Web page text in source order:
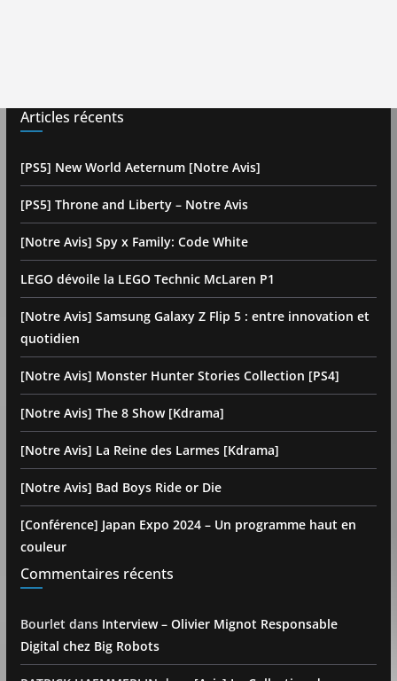
Articles récents
[PS5] New World Aeternum [Notre Avis]
[PS5] Throne and Liberty – Notre Avis
[Notre Avis] Spy x Family: Code White
LEGO dévoile la LEGO Technic McLaren P1
[Notre Avis] Samsung Galaxy Z Flip 5 : entre innovation et
quotidien
[Notre Avis] Monster Hunter Stories Collection [PS4]
[Notre Avis] The 8 Show [Kdrama]
[Notre Avis] La Reine des Larmes [Kdrama]
[Notre Avis] Bad Boys Ride or Die
[Conférence] Japan Expo 2024 – Un programme haut en
couleur
Commentaires récents
Bourlet dans Interview – Olivier Mignot Responsable
Digital chez Big Robots